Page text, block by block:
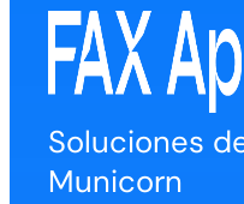
Soluciones
Municorn